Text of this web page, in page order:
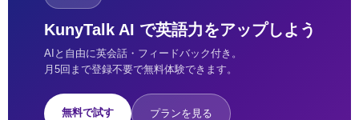
KunyTalk AI で英語力をアップしよう
AIと自由に英会話・フィードバック付き。
月5回まで登録不要で無料体験できます。
無料で試す プランを見る